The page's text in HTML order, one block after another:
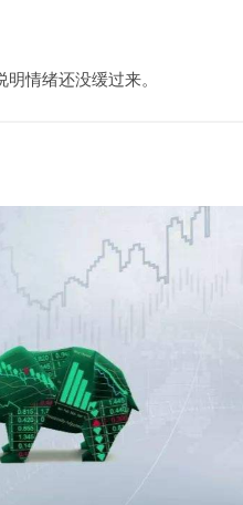
情绪还没缓过来。